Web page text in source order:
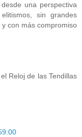
una perspectiva
sin grandes
con más compromiso
Reloj de las Tendillas